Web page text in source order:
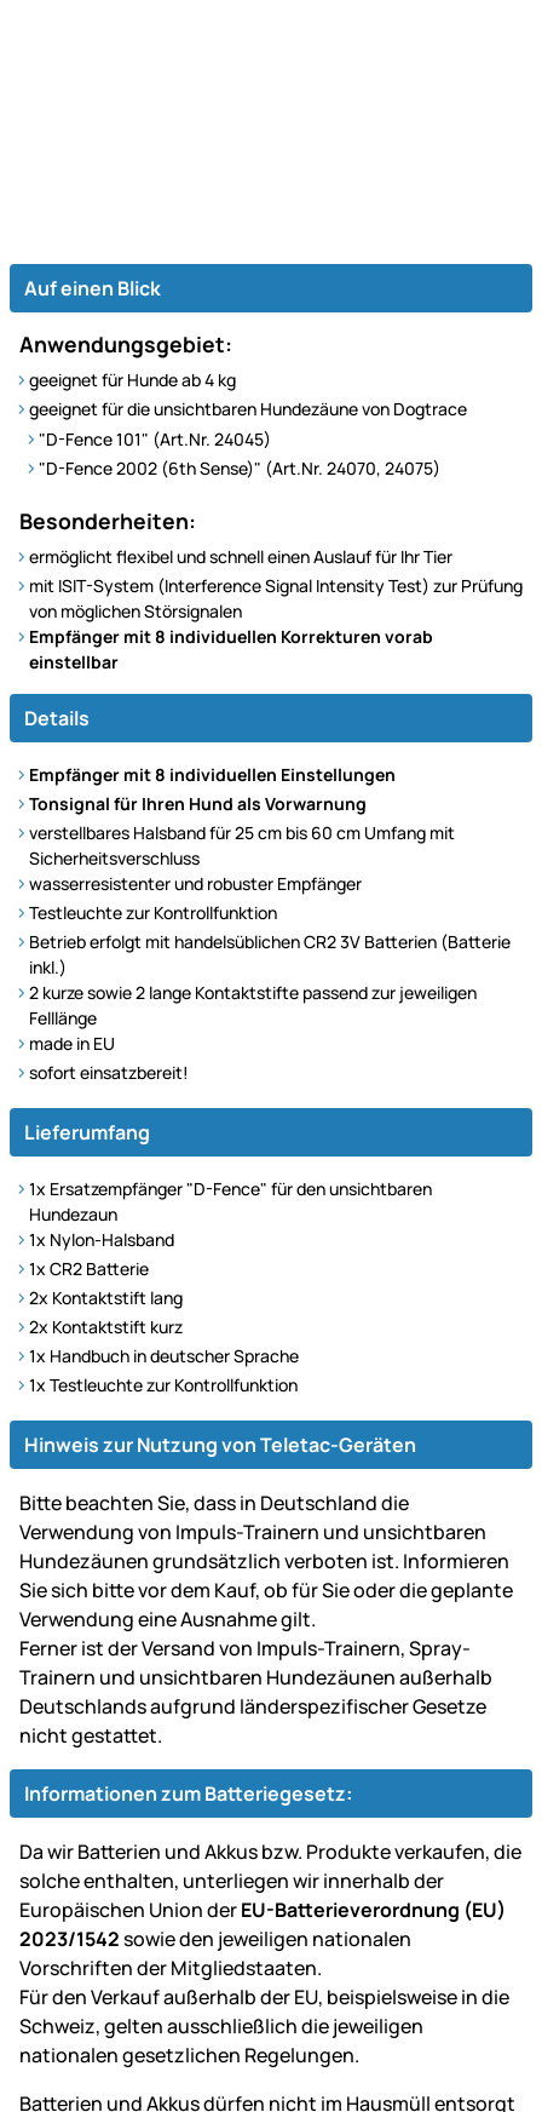
Auf einen Blick
Anwendungsgebiet:
geeignet für Hunde ab 4 kg
geeignet für die unsichtbaren Hundezäune von Dogtrace
"D-Fence 101" (Art.Nr. 24045)
"D-Fence 2002 (6th Sense)" (Art.Nr. 24070, 24075)
Besonderheiten:
ermöglicht flexibel und schnell einen Auslauf für Ihr Tier
mit ISIT-System (Interference Signal Intensity Test) zur Prüfung
von möglichen Störsignalen
Empfänger mit 8 individuellen Korrekturen vorab
einstellbar
Details
Empfänger mit 8 individuellen Einstellungen
Tonsignal für Ihren Hund als Vorwarnung
verstellbares Halsband für 25 cm bis 60 cm Umfang mit
Sicherheitsverschluss
wasserresistenter und robuster Empfänger
Testleuchte zur Kontrollfunktion
Betrieb erfolgt mit handelsüblichen CR2 3V Batterien (Batterie
inkl.)
2 kurze sowie 2 lange Kontaktstifte passend zur jeweiligen
Felllänge
made in EU
sofort einsatzbereit!
Lieferumfang
1x Ersatzempfänger "D-Fence" für den unsichtbaren
Hundezaun
1x Nylon-Halsband
1x CR2 Batterie
2x Kontaktstift lang
2x Kontaktstift kurz
1x Handbuch in deutscher Sprache
1x Testleuchte zur Kontrollfunktion
Hinweis zur Nutzung von Teletac-Geräten
Bitte beachten Sie, dass in Deutschland die
Verwendung von Impuls-Trainern und unsichtbaren
Hundezäunen grundsätzlich verboten ist. Informieren
Sie sich bitte vor dem Kauf, ob für Sie oder die geplante
Verwendung eine Ausnahme gilt.
Ferner ist der Versand von Impuls-Trainern, Spray-
Trainern und unsichtbaren Hundezäunen außerhalb
Deutschlands aufgrund länderspezifischer Gesetze
nicht gestattet.
Informationen zum Batteriegesetz:
Da wir Batterien und Akkus bzw. Produkte verkaufen, die
solche enthalten, unterliegen wir innerhalb der
Europäischen Union derEU-Batterieverordnung (EU)
2023/1542sowie den jeweiligen nationalen
Vorschriften der Mitgliedstaaten.
Für den Verkauf außerhalb der EU, beispielsweise in die
Schweiz, gelten ausschließlich die jeweiligen
nationalen gesetzlichen Regelungen.
Batterien und Akkus dürfen nicht im Hausmüll entsorgt